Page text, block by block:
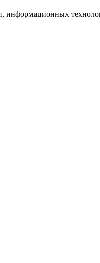
информационных